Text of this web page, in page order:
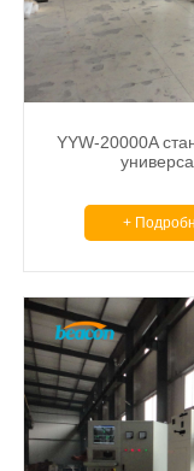
YYW-20000A
+